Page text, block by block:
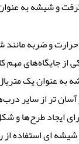
و شیشه به
حرارت و ضربه
از جایگاه‌های
به عنوان یک
تر از سایر
ایجاد طرح‌ها
ای استفاده